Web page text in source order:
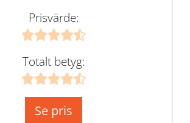
Prisvärde:
Totalt betyg:
Se pris